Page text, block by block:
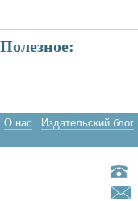
Полезное:
О нас Издательский блог